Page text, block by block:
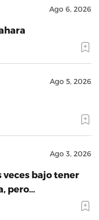
Ago 6, 2026
Ago 5, 2026
Ago 3, 2026
veces bajo tener
pero…